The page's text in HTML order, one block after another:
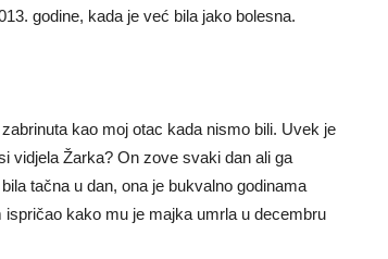
godine, kada je već bila jako bolesna.
kao moj otac kada nismo bili. Uvek je
vidjela Žarka? On zove svaki dan ali ga
tačna u dan, ona je bukvalno godinama
kako mu je majka umrla u decembru